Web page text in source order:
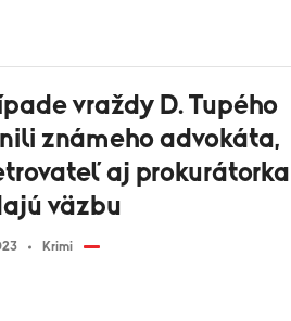
vraždy D. Tupého
známeho advokáta,
aj prokurátorka
väzbu
Krimi